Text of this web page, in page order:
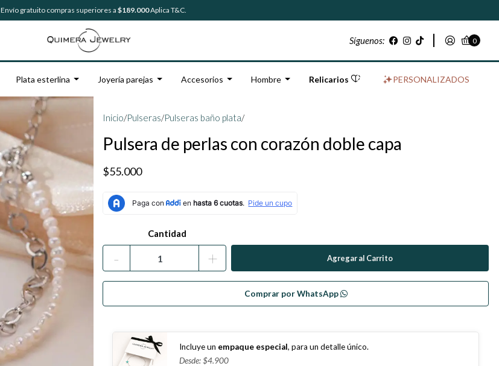
Envío gratuito compras superiores a $189.000Aplica T&C.
Síguenos: 0
Plata esterlina Joyería parejas Accesorios Hombre Relicarios PERSONALIZADOS
Inicio/Pulseras/Pulseras baño plata/
Pulsera de perlas con corazón doble capa
$55.000
Cantidad
- +
Comprar por WhatsApp
Incluye un empaque especial, para un detalle único.
Desde: $4.900